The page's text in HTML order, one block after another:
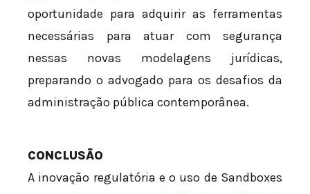
oportunidade para adquirir as ferramentas
necessárias para atuar com segurança
nessas novas modelagens jurídicas,
preparando o advogado para os desafios da
administração pública contemporânea.
CONCLUSÃO
A inovação regulatória e o uso de Sandboxes